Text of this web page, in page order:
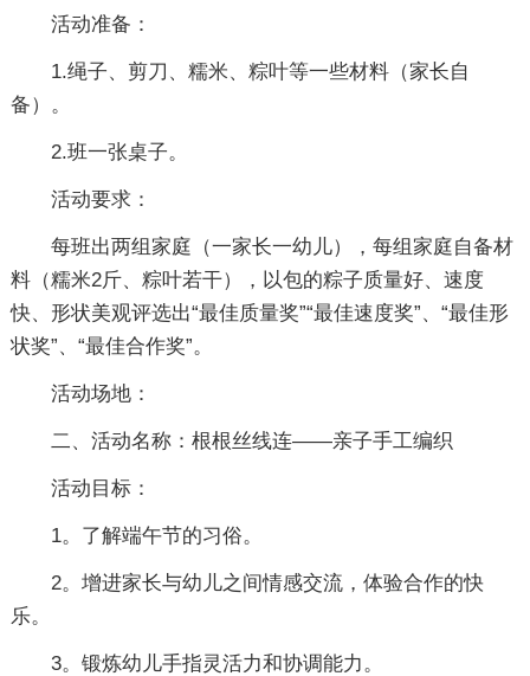
活动准备：
1.绳子、剪刀、糯米、粽叶等一些材料（家长自
备）。
2.班一张桌子。
活动要求：
每班出两组家庭（一家长一幼儿），每组家庭自备材
料（糯米2斤、粽叶若干），以包的粽子质量好、速度
快、形状美观评选出“最佳质量奖”“最佳速度奖”、“最佳形
状奖”、“最佳合作奖”。
活动场地：
二、活动名称：根根丝线连――亲子手工编织
活动目标：
1。了解端午节的习俗。
2。增进家长与幼儿之间情感交流，体验合作的快
乐。
3。锻炼幼儿手指灵活力和协调能力。